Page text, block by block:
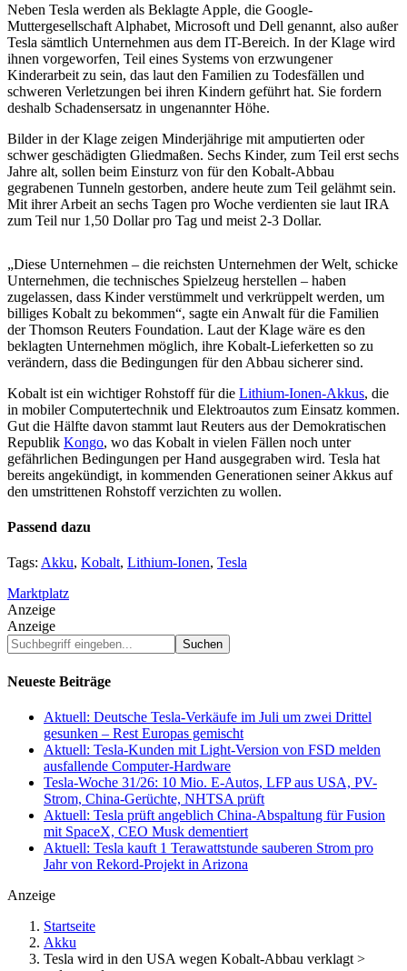
Neben Tesla werden als Beklagte Apple, die Google-
Muttergesellschaft Alphabet, Microsoft und Dell genannt, also außer
Tesla sämtlich Unternehmen aus dem IT-Bereich. In der Klage wird
ihnen vorgeworfen, Teil eines Systems von erzwungener
Kinderarbeit zu sein, das laut den Familien zu Todesfällen und
schweren Verletzungen bei ihren Kindern geführt hat. Sie fordern
deshalb Schadensersatz in ungenannter Höhe.
Bilder in der Klage zeigen Minderjährige mit amputierten oder
schwer geschädigten Gliedmaßen. Sechs Kinder, zum Teil erst sechs
Jahre alt, sollen beim Einsturz von für den Kobalt-Abbau
gegrabenen Tunneln gestorben, andere heute zum Teil gelähmt sein.
Mit ihrer Arbeit an sechs Tagen pro Woche verdienten sie laut IRA
zum Teil nur 1,50 Dollar pro Tag und meist 2-3 Dollar.
„Diese Unternehmen ­– die reichsten Unternehmen der Welt, schicke
Unternehmen, die technisches Spielzeug herstellen – haben
zugelassen, dass Kinder verstümmelt und verkrüppelt werden, um
billiges Kobalt zu bekommen“, sagte ein Anwalt für die Familien
der Thomson Reuters Foundation. Laut der Klage wäre es den
beklagten Unternehmen möglich, ihre Kobalt-Lieferketten so zu
verändern, dass die Bedingungen für den Abbau sicherer sind.
Kobalt ist ein wichtiger Rohstoff für die Lithium-Ionen-Akkus, die
in mobiler Computertechnik und Elektroautos zum Einsatz kommen.
Gut die Hälfte davon stammt laut Reuters aus der Demokratischen
Republik Kongo, wo das Kobalt in vielen Fällen noch unter
gefährlichen Bedingungen per Hand ausgegraben wird. Tesla hat
bereits angekündigt, in kommenden Generationen seiner Akkus auf
den umstrittenen Rohstoff verzichten zu wollen.
Passend dazu
Tags: Akku, Kobalt, Lithium-Ionen, Tesla
Marktplatz
Anzeige
Anzeige
Suchbegriff
eingeben...
Neueste Beiträge
Aktuell: Deutsche Tesla-Verkäufe im Juli um zwei Drittel
gesunken – Rest Europas gemischt
Aktuell: Tesla-Kunden mit Light-Version von FSD melden
ausfallende Computer-Hardware
Tesla-Woche 31/26: 10 Mio. E-Autos, LFP aus USA, PV-
Strom, China-Gerüchte, NHTSA prüft
Aktuell: Tesla prüft angeblich China-Abspaltung für Fusion
mit SpaceX, CEO Musk dementiert
Aktuell: Tesla kauft 1 Terawattstunde sauberen Strom pro
Jahr von Rekord-Projekt in Arizona
Anzeige
Startseite
Akku
Tesla wird in den USA wegen Kobalt-Abbau verklagt >